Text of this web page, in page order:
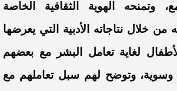
وتمنحه الهوية الثقافية الخاصة
من خلال نتاجاته الأدبية التي يعرضها
لغاية تعامل البشر مع بعضهم
وسوية، وتوضح لهم سبل تعاملهم مع